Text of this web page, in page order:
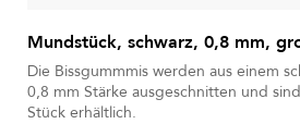
Mundstück, schwarz, 0,8 mm,
Die Bissgummmis werden aus einem
0,8 mm Stärke ausgeschnitten und
Stück erhältlich.